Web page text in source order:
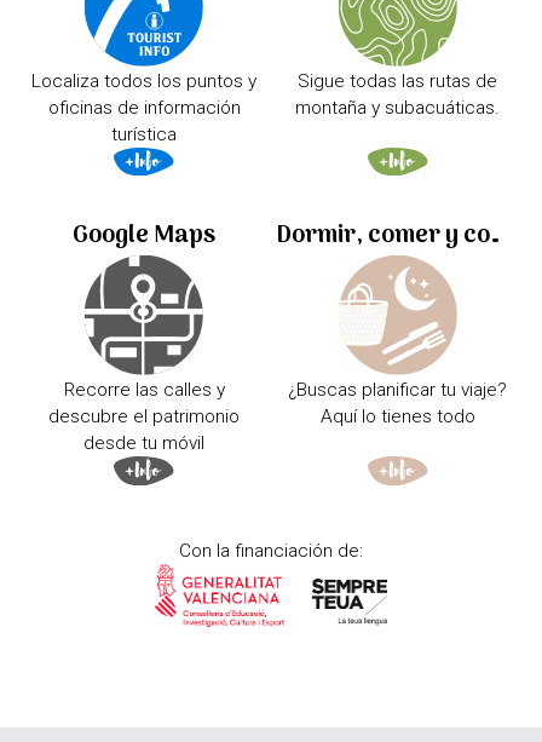
Localiza todos los puntos y
oficinas de información
turística
Sigue todas las rutas de
montaña y subacuáticas.
Google Maps
Recorre las calles y
descubre el patrimonio
desde tu móvil
Dormir, comer y comprar
¿Buscas planificar tu viaje?
Aquí lo tienes todo
Con la financiación de: